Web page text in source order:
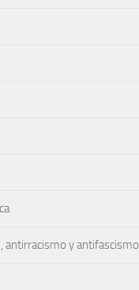
antirracismo y antifascismo